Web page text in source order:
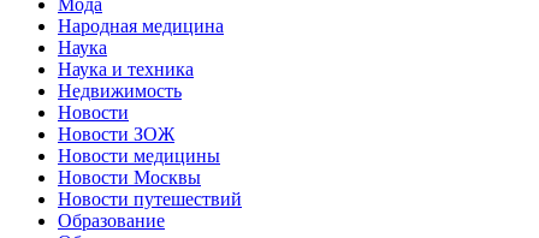
Мода
Народная медицина
Наука
Наука и техника
Недвижимость
Новости
Новости ЗОЖ
Новости медицины
Новости Москвы
Новости путешествий
Образование